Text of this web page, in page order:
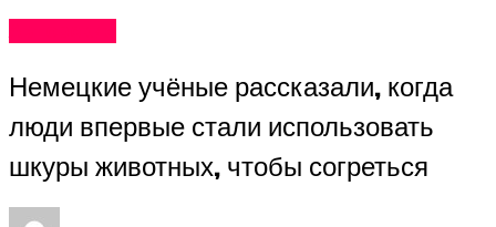
Немецкие учёные рассказали, когда
люди впервые стали использовать
шкуры животных, чтобы согреться